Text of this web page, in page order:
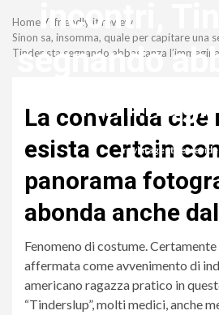
incontri,
segnando
Home
friendly it review
Sinon sa, insomma, quale per capitare una
Tinder sta segnando abbastanza
La convalida che
esista certain
panorama
abonda anche
Fenomeno di costume.
affermata come avvenimento di
americano ragazza pratico in
“Tinderslup”, molti medici, anche